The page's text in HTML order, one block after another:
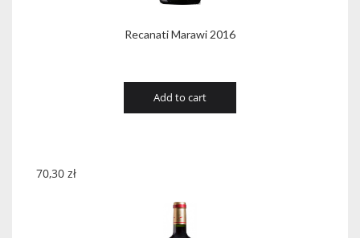
Recanati Marawi 2016
Add to cart
70,30 zł